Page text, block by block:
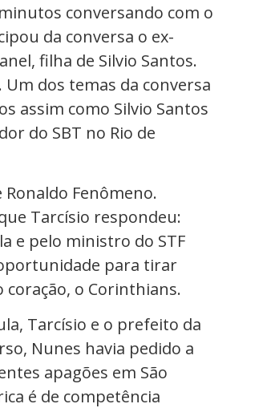
conversando com o
da conversa o ex-
filha de Silvio Santos.
dos temas da conversa
assim como Silvio Santos
do SBT no Rio de
Fenômeno.
Tarcísio respondeu:
e pelo ministro do STF
para tirar
o Corinthians.
Tarcísio e o prefeito da
Nunes havia pedido a
apagões em São
é de competência